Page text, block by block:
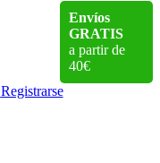
Envíos
GRATIS
a partir de
40€
Registrarse